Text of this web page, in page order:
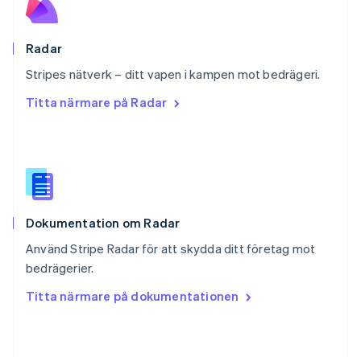
Radar
Stripes nätverk – ditt vapen i kampen mot bedrägeri.
Titta närmare på Radar
Dokumentation om Radar
Använd Stripe Radar för att skydda ditt företag mot
bedrägerier.
Titta närmare på dokumentationen
English
Schweiz
Singapore
English简体中文
English
Español
Storbritannien
Sverige
Thailand
ไทยEnglish
English